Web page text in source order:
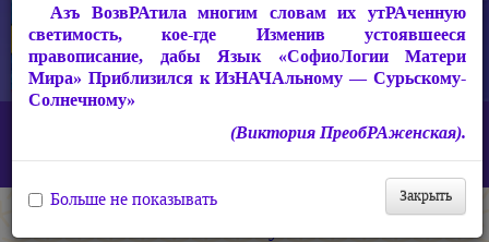
СакРАльная Поэзия Матери Мира
Песнь РАсии Славной
Возлюбленному — Тебе!
Азъ ВозвРАтила многим словам их утРАченную
светимость, кое-где Изменив устоявшееся
правописание, дабы Язык «СофиоЛогии Матери
Мира» Приблизился к ИзНАЧАльному — Сурьскому-
Солнечному»
(Виктория ПреобРАженская).
Закрыть
Больше не показывать